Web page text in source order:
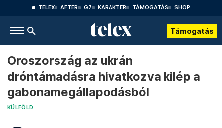
TELEX AFTER G7 KARAKTER TÁMOGATÁS SHOP
Támogatás
Oroszország az ukrán
dróntámadásra hivatkozva kilép a
gabonamegállapodásból
KÜLFÖLD